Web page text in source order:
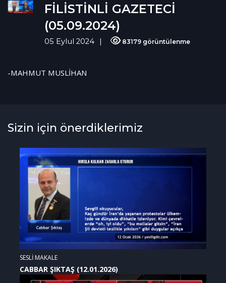
FİLİSTİNLİ GAZETECİ
(05.09.2024)
05 Eylul 2024 83179 görüntülenme
-MAHMUT MUSLİHAN
Sizin için önerdiklerimiz
SESLİ MAKALE
CABBAR ŞIKTAŞ (12.01.2026)